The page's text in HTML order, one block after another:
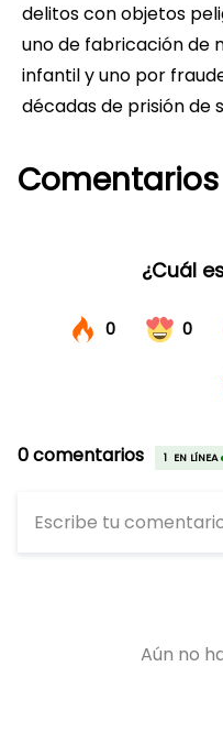
delitos con objetos
uno de fabricación de
infantil y uno por
décadas de prisión de
Comentarios